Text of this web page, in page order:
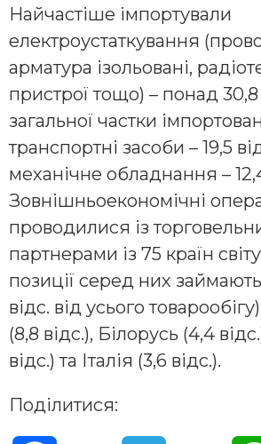
Найчастіше імпортували
електроустаткування
арматура ізольовані,
пристрої тощо) – понад 30,8
загальної частки
транспортні засоби – 19,5
механічне обладнання –
Зовнішньоекономічні
проводилися із
партнерами із 75 країн
позиції серед них
відс. від усього
(8,8 відс.), Білорусь (4,4
відс.) та Італія (3,6 відс.).
Поділитися: